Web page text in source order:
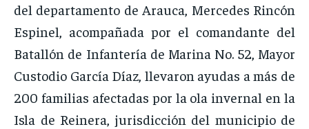
PUATE CON NOSOTROS
PUATE CON NOSOTROS
INSTITUCIONAL
PUATE CON NOSOTROS
INSTITUCIONAL
PUATE CON NOSOTROS
del departamento de Arauca, Mercedes Rincón
Espinel, acompañada por el comandante del
Batallón de Infantería de Marina No. 52, Mayor
Custodio García Díaz, llevaron ayudas a más de
200 familias afectadas por la ola invernal en la
Isla de Reinera, jurisdicción del municipio de